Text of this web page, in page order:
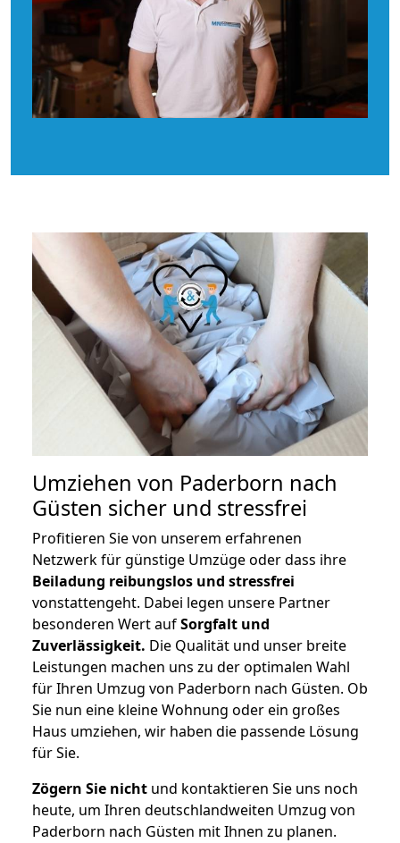
Umziehen von Paderborn nach
Güsten sicher und stressfrei
Profitieren Sie von unserem erfahrenen
Netzwerk für günstige Umzüge oder dass ihre
Beiladung reibungslos und stressfrei
vonstattengeht. Dabei legen unsere Partner
besonderen Wert aufSorgfalt und
Zuverlässigkeit. Die Qualität und unser breite
Leistungen machen uns zu der optimalen Wahl
für Ihren Umzug von Paderborn nach Güsten. Ob
Sie nun eine kleine Wohnung oder ein großes
Haus umziehen, wir haben die passende Lösung
für Sie.
Zögern Sie nicht und kontaktieren Sie uns noch
heute, um Ihren deutschlandweiten Umzug von
Paderborn nach Güsten mit Ihnen zu planen.